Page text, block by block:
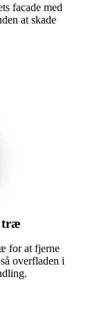
facade med
at skade
træ
for at fjerne
overfladen i